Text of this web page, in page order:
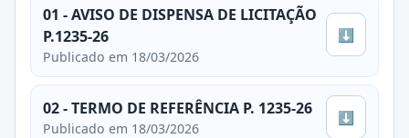
01 - AVISO DE DISPENSA DE LICITAÇÃO
P.1235-26
Publicado em 18/03/2026
⬇
02 - TERMO DE REFERÊNCIA P. 1235-26
Publicado em 18/03/2026
⬇